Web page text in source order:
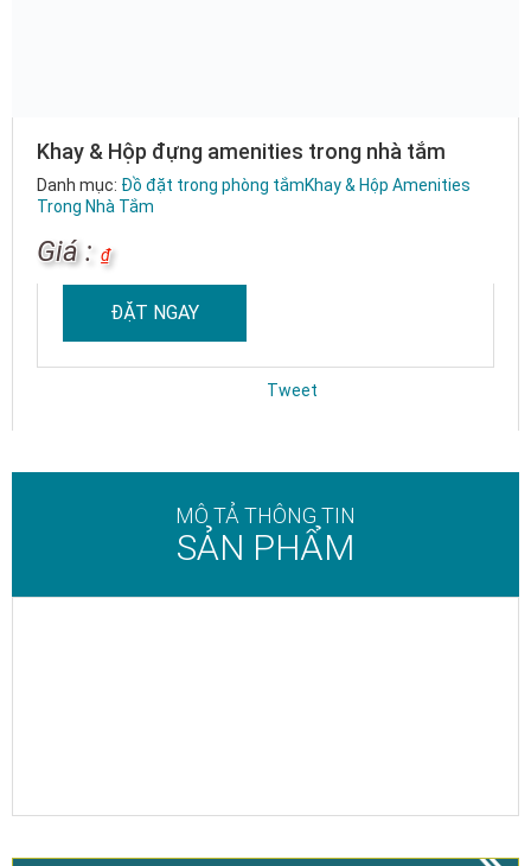
Khay & Hộp đựng amenities trong nhà tắm
Danh mục: Đồ đặt trong phòng tắmKhay & Hộp Amenities
Trong Nhà Tắm
Giá : ₫
ĐẶT NGAY
Tweet
MÔ TẢ THÔNG TIN
SẢN PHẨM